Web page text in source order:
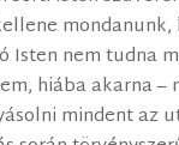
mondanunk,
Isten nem tudna
hiába akarna –
mindent az